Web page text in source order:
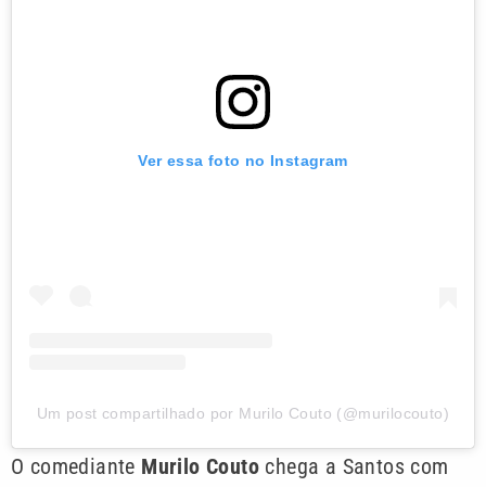
Ver essa foto no Instagram
Um post compartilhado por Murilo Couto (@murilocouto)
O comediante Murilo Couto chega a Santos com